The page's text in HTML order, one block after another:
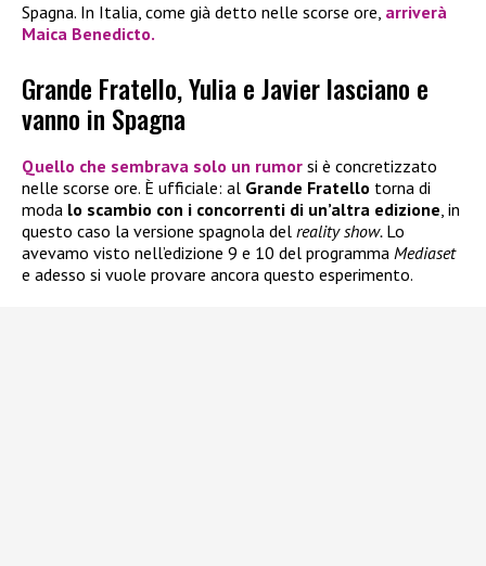
Spagna. In Italia, come già detto nelle scorse ore, arriverà
Maica Benedicto.
Grande Fratello, Yulia e Javier lasciano e
vanno in Spagna
Quello che sembrava solo un rumor si è concretizzato
nelle scorse ore. È ufficiale: al Grande Fratello torna di
moda lo scambio con i concorrenti di un’altra edizione, in
questo caso la versione spagnola del reality show. Lo
avevamo visto nell’edizione 9 e 10 del programma Mediaset
e adesso si vuole provare ancora questo esperimento.